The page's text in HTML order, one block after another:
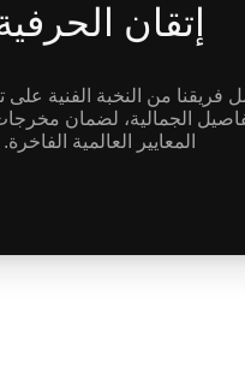
إتقان
فريقنا من النخبة الفنية على
الجمالية، لضمان
المعايير العالمية الفاخرة.